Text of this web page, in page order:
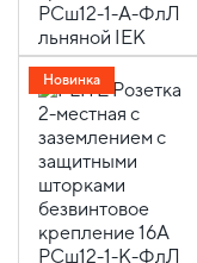
Новинка